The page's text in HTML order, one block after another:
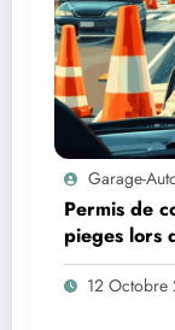
Garage-
Permis de
pieges lors
12 Octobre